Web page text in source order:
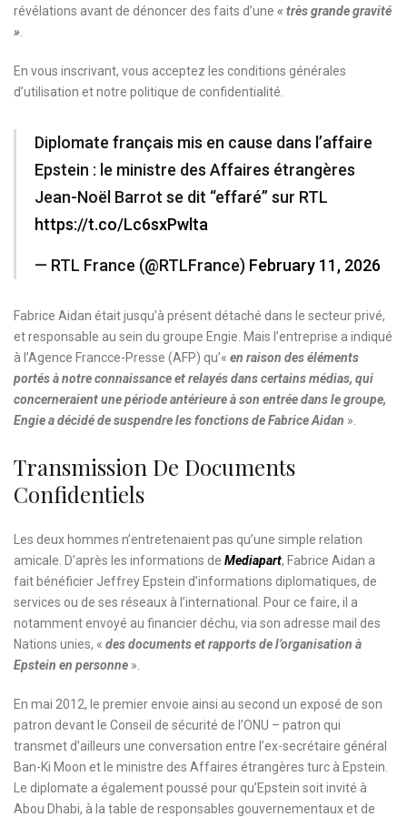
révélations avant de dénoncer des faits d’une « très grande gravité
»
En vous inscrivant, vous acceptez les conditions générales
d’utilisation et notre politique de confidentialité.
Diplomate français mis en cause dans l’affaire
Epstein : le ministre des Affaires étrangères
Jean-Noël Barrot se dit “effaré” sur RTL
https://t.co/Lc6sxPwlta
— RTL France (@RTLFrance) February 11, 2026
Fabrice Aidan était jusqu’à présent détaché dans le secteur privé,
et responsable au sein du groupe Engie. Mais l’entreprise a indiqué
à l’Agence Francce-Presse (AFP) qu’« en raison des éléments
portés à notre connaissance et relayés dans certains médias, qui
concerneraient une période antérieure à son entrée dans le groupe,
Engie a décidé de suspendre les fonctions de Fabrice Aidan ».
Transmission De Documents
Confidentiels
Les deux hommes n’entretenaient pas qu’une simple relation
amicale. D’après les informations de Mediapart, Fabrice Aidan a
fait bénéficier Jeffrey Epstein d’informations diplomatiques, de
services ou de ses réseaux à l’international. Pour ce faire, il a
notamment envoyé au financier déchu, via son adresse mail des
Nations unies, « des documents et rapports de l’organisation à
Epstein en personne ».
En mai 2012, le premier envoie ainsi au second un exposé de son
patron devant le Conseil de sécurité de l’ONU – patron qui
transmet d’ailleurs une conversation entre l’ex-secrétaire général
Ban-Ki Moon et le ministre des Affaires étrangères turc à Epstein.
Le diplomate a également poussé pour qu’Epstein soit invité à
Abou Dhabi, à la table de responsables gouvernementaux et de